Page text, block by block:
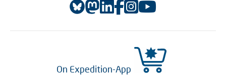
On Expedition-App